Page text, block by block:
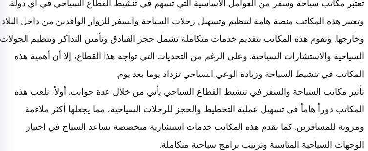
تعتبر مكاتب سياحة وسفر من العوامل الأساسية التي تسهم في تنشيط القطاع السياحي في أي دولة.
وتعتبر هذه المكاتب منصة هامة لتنظيم وتسهيل رحلات السياحة والسفر للزوار الوافدين من داخل البلاد
وخارجها. وتقوم هذه المكاتب بتقديم خدمات متكاملة تشمل حجز الفنادق وتأمين التذاكر وتنظيم الجولات
السياحية والاستشارات السياحية. وعلى الرغم من التحديات التي تواجه هذا القطاع، إلا أن أهمية هذه
المكاتب في تنشيط السياحة وزيادة الوعي السياحي تزداد يوما بعد يوم.
تأثير مكاتب السياحة والسفر في تنشيط القطاع السياحي يأتي من خلال عدة جوانب. أولاً، تلعب هذه
المكاتب دوراً هاماً في تسهيل عملية التخطيط والحجز للرحلات السياحية، مما يجعلها أكثر ملاءمة
ومرونة للمسافرين. كما تقدم هذه المكاتب خدمات استشارية متخصصة تساعد السياح في اختيار
الوجهات السياحية المناسبة وترتيب برامج سياحية متكاملة.